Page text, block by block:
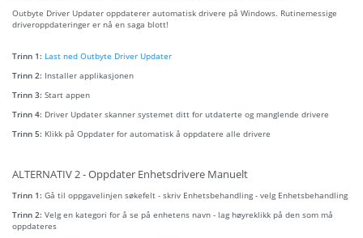
Outbyte Driver Updater oppdaterer automatisk drivere på Windows. Rutinemessige
driveroppdateringer er nå en saga blott!
Trinn 1: Last ned Outbyte Driver Updater
Trinn 2: Installer applikasjonen
Trinn 3: Start appen
Trinn 4: Driver Updater skanner systemet ditt for utdaterte og manglende drivere
Trinn 5: Klikk på Oppdater for automatisk å oppdatere alle drivere
ALTERNATIV 2 - Oppdater Enhetsdrivere Manuelt
Trinn 1: Gå til oppgavelinjen søkefelt - skriv Enhetsbehandling - velg Enhetsbehandling
Trinn 2: Velg en kategori for å se på enhetens navn - lag høyreklikk på den som må
oppdateres